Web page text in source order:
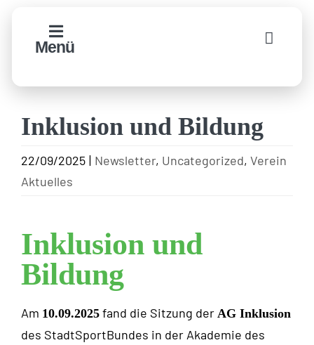
springenMenü
Inklusion und Bildung
22/09/2025 | Newsletter, Uncategorized, Verein
Aktuelles
Inklusion und
Bildung
Am 10.09.2025fand die Sitzung der AG Inklusion
des StadtSportBundes in der Akademie des